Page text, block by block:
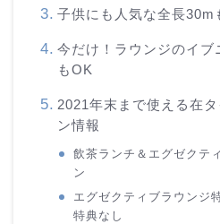
子供にも人気な全長30m
今だけ！ラウンジのイブ
もOK
2021年末まで使える在
ン情報
飲茶ランチ＆エグゼクテ
ン
エグゼクティブラウン
特典なし